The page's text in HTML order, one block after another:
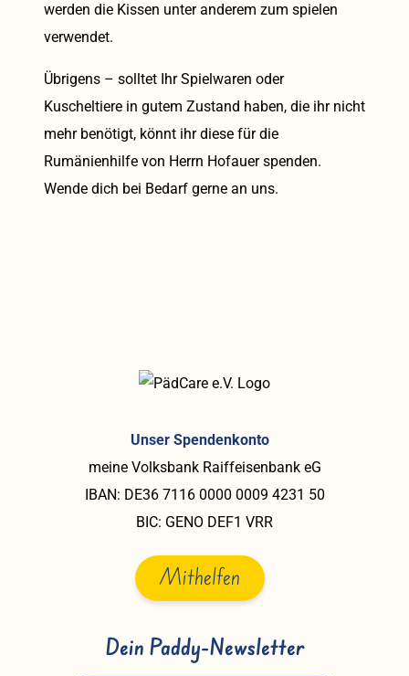
werden die Kissen unter anderem zum spielen
verwendet.
Übrigens – solltet Ihr Spielwaren oder
Kuscheltiere in gutem Zustand haben, die ihr nicht
mehr benötigt, könnt ihr diese für die
Rumänienhilfe von Herrn Hofauer spenden.
Wende dich bei Bedarf gerne an uns.
Unser Spendenkonto
meine Volksbank Raiffeisenbank eG
IBAN: DE36 7116 0000 0009 4231 50
BIC: GENO DEF1 VRR
Mithelfen
Dein Paddy-Newsletter